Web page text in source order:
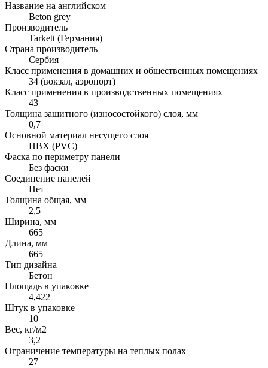
Название на английском
Beton grey
Производитель
Tarkett (Германия)
Страна производитель
Сербия
Класс применения в домашних и общественных помещениях
34 (вокзал, аэропорт)
Класс применения в производственных помещениях
43
Толщина защитного (износостойкого) слоя, мм
0,7
Основной материал несущего слоя
ПВХ (PVC)
Фаска по периметру панели
Без фаски
Соединение панелей
Нет
Толщина общая, мм
2,5
Ширина, мм
665
Длина, мм
665
Тип дизайна
Бетон
Площадь в упаковке
4,422
Штук в упаковке
10
Вес, кг/м2
3,2
Ограничение температуры на теплых полах
27